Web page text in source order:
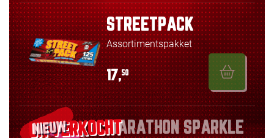
STREETPACK
Assortimentspakket
17,50
NIEUW MARATHON SPARKLE